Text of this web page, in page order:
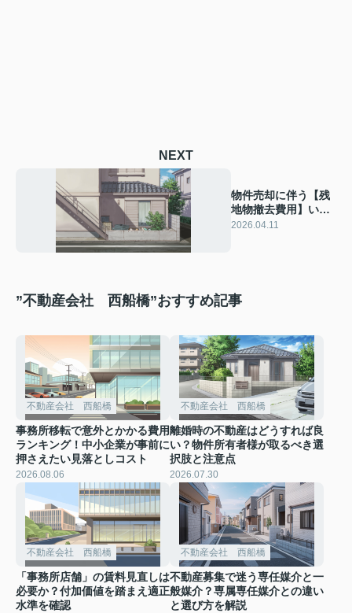
NEXT
物件売却に伴う【残
地物撤去費用】いく
ら？船橋エリアの相
2026.04.11
”不動産会社 西船橋”おすすめ記事
不動産会社 西船橋
事務所移転で意外とかかる費用
ランキング！中小企業が事前に
押さえたい見落としコスト
2026.08.06
不動産会社 西船橋
離婚時の不動産はどうすれば良
い？物件所有者様が取るべき選
択肢と注意点
2026.07.30
不動産会社 西船橋
「事務所店舗」の賃料見直しは
必要か？付加価値を踏まえ適正
水準を確認
不動産会社 西船橋
不動産募集で迷う専任媒介と一
般媒介？専属専任媒介との違い
と選び方を解説